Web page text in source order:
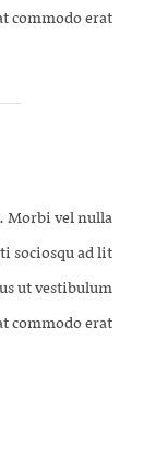
commodo erat.
Morbi vel nulla
sociosqu ad lit
ut vestibulum
commodo erat.